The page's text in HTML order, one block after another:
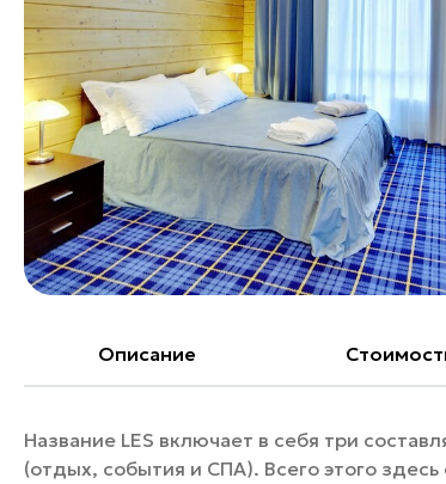
Банные комплексы
Горнолыжные клубы
Спецпроекты
Инвестиционный портал
Федоскинская фабрика
Пикник в Подмосковье
Золотое кольцо России
Войти
Особо охраняемые
Описание
Название LES включает в себя три
(отдых, события и СПА). Всего этого